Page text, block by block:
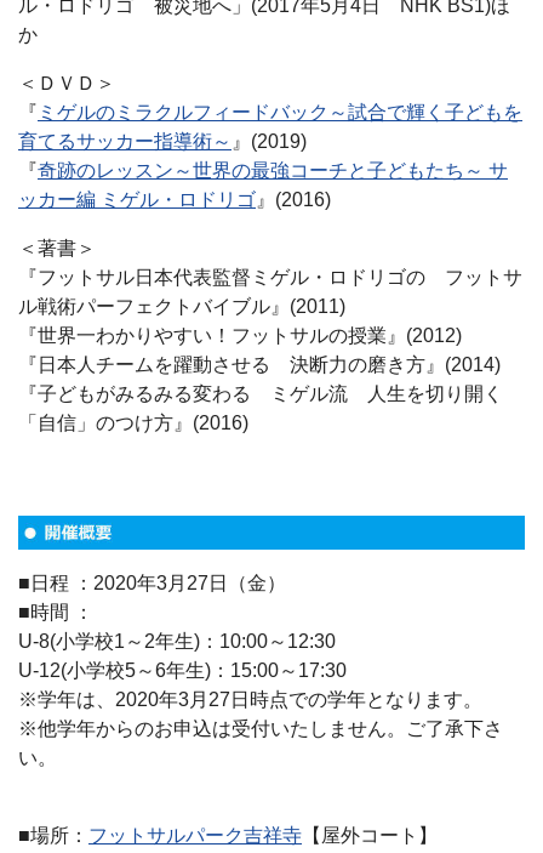
ル・ロドリゴ 被災地へ」(2017年5月4日 NHK BS1)ほ
か
＜ＤＶＤ＞
『 ミゲルのミラクルフィードバック～試合で輝く子どもを
育てるサッカー指導術～ 』(2019)
『奇跡のレッスン～世界の最強コーチと子どもたち～ サ
ッカー編 ミゲル・ロドリゴ 』(2016)
＜著書＞
『フットサル日本代表監督ミゲル・ロドリゴの フットサ
ル戦術パーフェクトバイブル』(2011)
『世界一わかりやすい！フットサルの授業』(2012)
『日本人チームを躍動させる 決断力の磨き方』(2014)
『子どもがみるみる変わる ミゲル流 人生を切り開く
「自信」のつけ方』(2016)
■日程 ：2020年3月27日（金）
■時間 ：
U-8(小学校1～2年生)：10:00～12:30
U-12(小学校5～6年生)：15:00～17:30
※学年は、2020年3月27日時点での学年となります。
※他学年からのお申込は受付いたしません。ご了承下さ
い。
■場所： フットサルパーク吉祥寺 【屋外コート】